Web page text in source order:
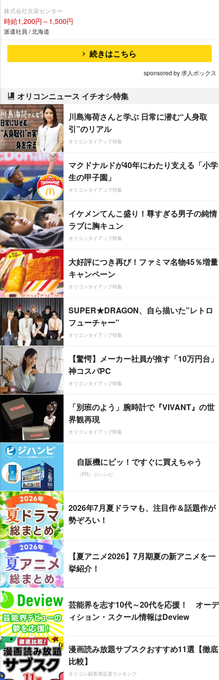
株式会社京栄センター
時給1,200円～1,500円
派遣社員 / 北海道
続きはこちら
sponsored by 求人ボックス
オリコンニュース イチオシ特集
川島海荷さんと学ぶ 日常に潜む“人身取
引”のリアル
オリコンタイアップ特集
マクドナルドが40年にわたり支える「小学
生の甲子園」
オリコンタイアップ特集
イケメンてんこ盛り！尊すぎる男子の純情
ラブに胸キュン
オリコンタイアップ特集
大好評につき再び！ファミマ名物45％増量
キャンペーン
オリコンタイアップ特集
SUPER★DRAGON、自ら描いた”レトロ
フューチャー”
オリコンタイアップ特集
【驚愕】メーカー社員が推す「10万円台」
神コスパPC
オリコンタイアップ特集
「別班のよう」腕時計で『VIVANT』の世
界観再現
オリコンタイアップ特集
自販機にピッ！ですぐに買えちゃう
（PR）ジハンピ
2026年7月夏ドラマも、注目作＆話題作が
勢ぞろい！
【夏アニメ2026】7月期夏の新アニメを一
挙紹介！
芸能界を志す10代～20代を応援！ オーデ
ィション・スクール情報はDeview
漫画読み放題サブスクおすすめ11選【徹底
比較】
オリコン顧客満足度ランキング